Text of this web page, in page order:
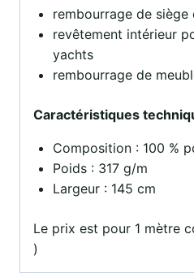
rembourrage de siège
revêtement intérieur
yachts
rembourrage de
Caractéristiques
Composition : 100 %
Poids : 317 g/m
Largeur : 145 cm
Le prix est pour 1 mètre
)